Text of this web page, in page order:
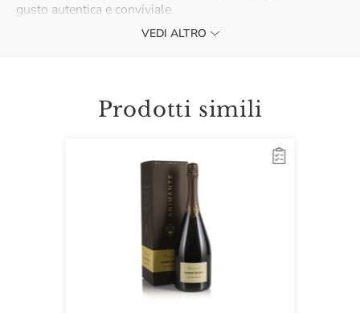
gusto autentica e conviviale.
L’annata indicata in etichetta potrebbe non corrispondere a
effettivamente spedito.
VEDI ALTRO
Prodotti simili